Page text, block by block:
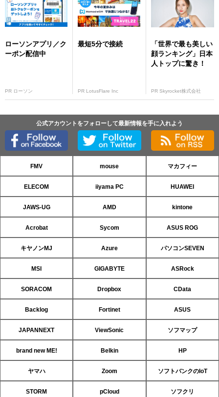
ローソンアプリ／ク
ーポン配信中
PR ローソン
最短5分で接続
PR LotusFlare Inc
「世界で最も美しい
顔ランキング」日本
人トップに驚き！
PR Skyrocket株式会社
公式アカウントをフォローして最新情報を手に入れよう
FMV mouse マカフィー
ELECOM iiyama PC HUAWEI
JAWS-UG AMD kintone
Acrobat Sycom ASUS ROG
キヤノンMJ Azure パソコンSEVEN
MSI GIGABYTE ASRock
SORACOM Dropbox CData
Backlog Fortinet ASUS
JAPANNEXT ViewSonic ソフマップ
brand new ME! Belkin HP
ヤマハ Zoom ソフトバンクのIoT
STORM pCloud ソフクリ